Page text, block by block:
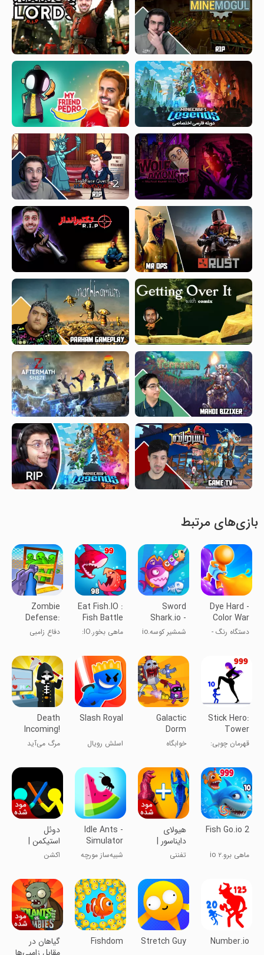
بازی‌های مرتبط
Dye Hard -
Color War
دستگاه رنگ -
Sword
Shark.io -
Hungry
Shark
شمشیر کوسه.io
Eat Fish.IO :
Fish Battle
ماهی بخور.IO:
Zombie
Defense:
War Z
Survival
دفاع زامبی
Stick Hero:
Tower
Defense
قهرمان چوبی:
Galactic
Dorm
خوابگاه
Slash Royal
اسلش رویال
Death
Incoming!
مرگ می‌آید
Fish Go.io 2
ماهی برو.io ۲
هیولای
دایناسور |
نسخه مود
تفننی
Idle Ants -
Simulator
Game
شبیه‌ساز مورچه
دوئل
استیکمن |
نسخه مود
اکشن
Number.io
Stretch Guy
Fishdom
گیاهان در